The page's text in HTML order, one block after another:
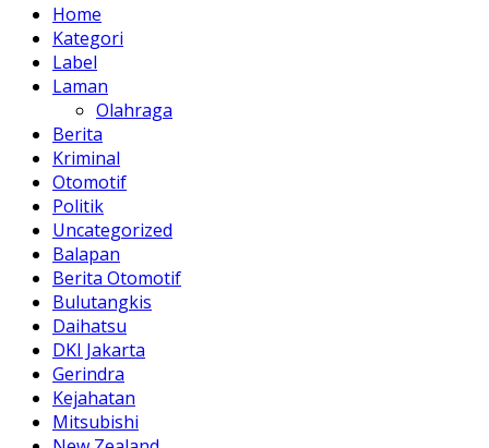
Home
Kategori
Label
Laman
Olahraga
Berita
Kriminal
Otomotif
Politik
Uncategorized
Balapan
Berita Otomotif
Bulutangkis
Daihatsu
DKI Jakarta
Gerindra
Kejahatan
Mitsubishi